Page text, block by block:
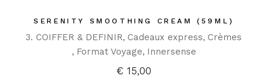
SERENITY SMOOTHING CREAM (59ML)
3. COIFFER & DEFINIR Cadeaux express Crèmes
Format Voyage Innersense
€ 15,00